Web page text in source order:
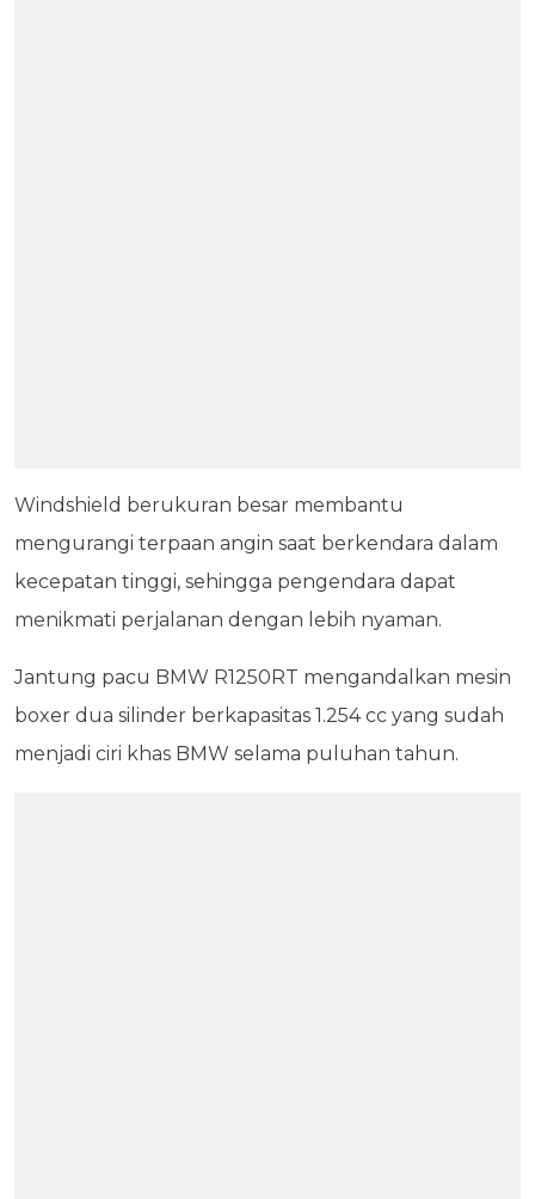
Windshield berukuran besar membantu
mengurangi terpaan angin saat berkendara dalam
kecepatan tinggi, sehingga pengendara dapat
menikmati perjalanan dengan lebih nyaman.
Jantung pacu BMW R1250RT mengandalkan mesin
boxer dua silinder berkapasitas 1.254 cc yang sudah
menjadi ciri khas BMW selama puluhan tahun.